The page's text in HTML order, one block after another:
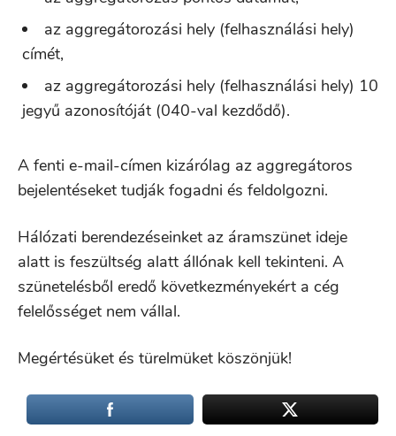
az aggregátorozási hely (felhasználási hely)
címét,
az aggregátorozási hely (felhasználási hely) 10
jegyű azonosítóját (040-val kezdődő).
A fenti e-mail-címen kizárólag az aggregátoros
bejelentéseket tudják fogadni és feldolgozni.
Hálózati berendezéseinket az áramszünet ideje
alatt is feszültség alatt állónak kell tekinteni. A
szünetelésből eredő következményekért a cég
felelősséget nem vállal.
Megértésüket és türelmüket köszönjük!